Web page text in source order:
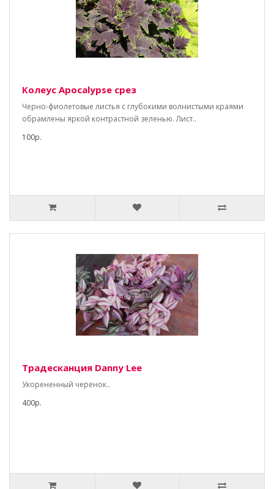
Колеус Apocalypse срез
Черно-фиолетовые листья с глубокими волнистыми краями
обрамлены яркой контрастной зеленью. Лист..
100р.
Традесканция Danny Lee
Укорененный черенок..
400р.